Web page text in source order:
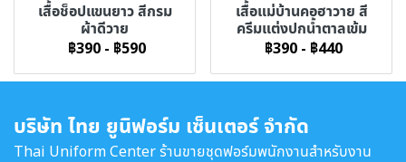
เสื้อช็อปแขนยาว สีกรม
ผ้าดีวาย
฿390 - ฿590
เสื้อแม่บ้านคอฮาวาย สี
ครีมแต่งปกน้ำตาลเข้ม
฿390 - ฿440
บริษัท ไทย ยูนิฟอร์ม เซ็นเตอร์ จำกัด
Thai Uniform Center ร้านขายชุดฟอร์มพนักงานสำหรับงาน